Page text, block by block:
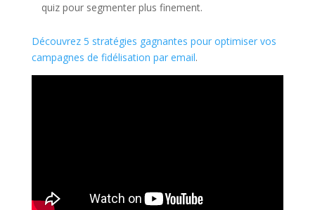
quiz pour segmenter plus finement.
Découvrez 5 stratégies gagnantes pour optimiser vos
campagnes de fidélisation par email.